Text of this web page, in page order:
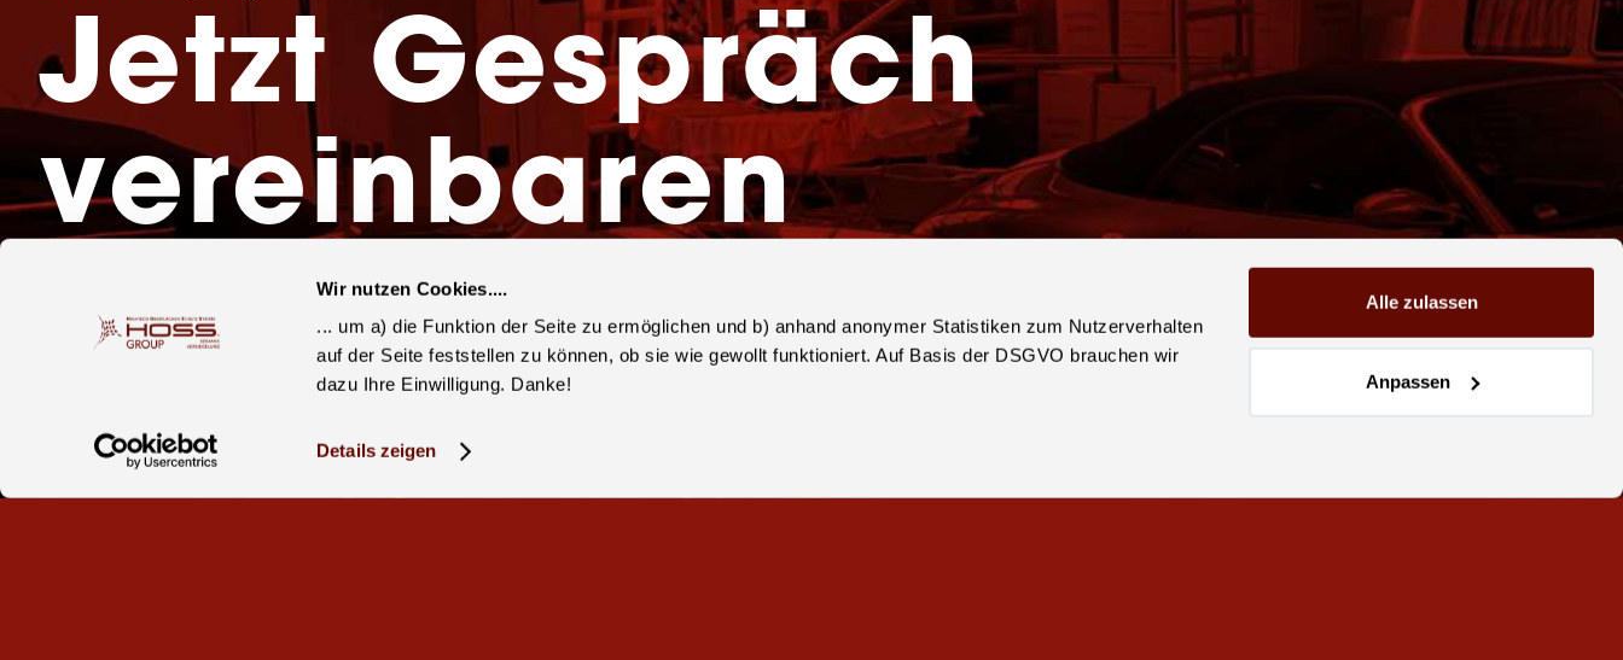
Wir nutzen Cookies....
... um a) die Funktion der Seite zu ermöglichen und b) anhand anonymer Statistiken zum Nutzerverhalten
auf der Seite feststellen zu können, ob sie wie gewollt funktioniert. Auf Basis der DSGVO brauchen wir
dazu Ihre Einwilligung. Danke!
Details zeigen
Alle zulassen
Anpassen
Jetzt Gespräch
vereinbaren
Rufen Sie uns gerne an
+49 8203 32 69 890
Oder schreiben Sie uns ein Mail.